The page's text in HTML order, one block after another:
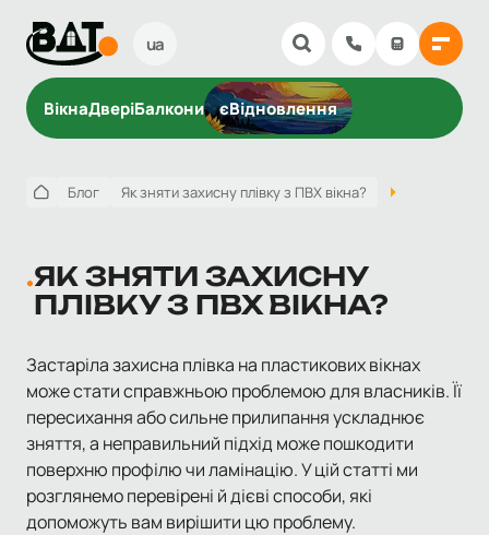
ua
ВікнаДверіБалкони єВідновлення
Блог Як зняти захисну плівку з ПВХ вікна?
ЯК ЗНЯТИ ЗАХИСНУ
ПЛІВКУ З ПВХ ВІКНА?
Застаріла захисна плівка на пластикових вікнах
може стати справжньою проблемою для власників. Її
пересихання або сильне прилипання ускладнює
зняття, а неправильний підхід може пошкодити
поверхню профілю чи ламінацію. У цій статті ми
розглянемо перевірені й дієві способи, які
допоможуть вам вирішити цю проблему.